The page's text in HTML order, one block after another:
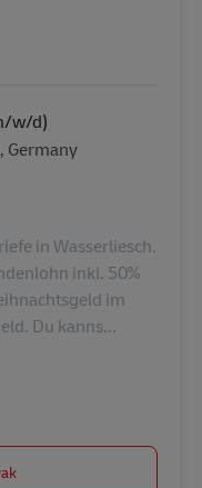
w/d)
Germany
in Wasserliesch.
inkl. 50%
im
Du kanns...